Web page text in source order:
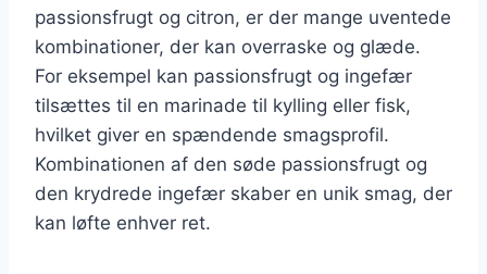
passionsfrugt og citron, er der mange uventede
kombinationer, der kan overraske og glæde.
For eksempel kan passionsfrugt og ingefær
tilsættes til en marinade til kylling eller fisk,
hvilket giver en spændende smagsprofil.
Kombinationen af den søde passionsfrugt og
den krydrede ingefær skaber en unik smag, der
kan løfte enhver ret.